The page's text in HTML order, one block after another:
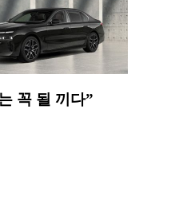
꼭 될 끼다”